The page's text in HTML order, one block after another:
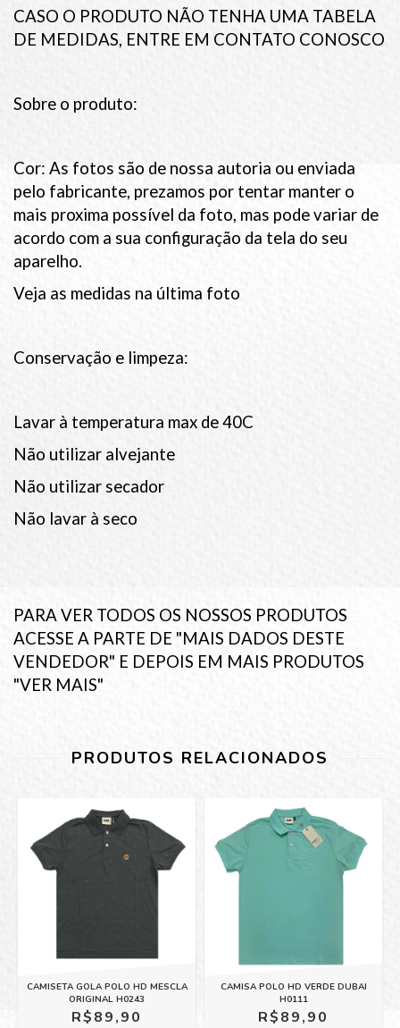
CASO O PRODUTO NÃO TENHA UMA TABELA
DE MEDIDAS, ENTRE EM CONTATO CONOSCO
Sobre o produto:
Cor: As fotos são de nossa autoria ou enviada
pelo fabricante, prezamos por tentar manter o
mais proxima possível da foto, mas pode variar de
acordo com a sua configuração da tela do seu
aparelho.
Veja as medidas na última foto
Conservação e limpeza:
Lavar à temperatura max de 40C
Não utilizar alvejante
Não utilizar secador
Não lavar à seco
PARA VER TODOS OS NOSSOS PRODUTOS
ACESSE A PARTE DE "MAIS DADOS DESTE
VENDEDOR" E DEPOIS EM MAIS PRODUTOS
"VER MAIS"
PRODUTOS RELACIONADOS
CAMISETA GOLA POLO HD MESCLA
ORIGINAL H0243
R$89,90
CAMISA POLO HD VERDE DUBAI
H0111
R$89,90